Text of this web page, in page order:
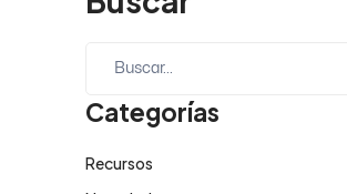
Categorías
Recursos